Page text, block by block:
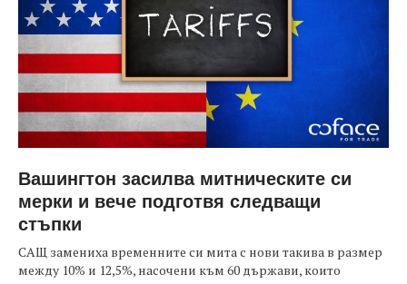
Вашингтон засилва митническите си
мерки и вече подготвя следващи
стъпки
САЩ замениха временните си мита с нови такива в размер
между 10% и 12,5%, насочени към 60 държави, които